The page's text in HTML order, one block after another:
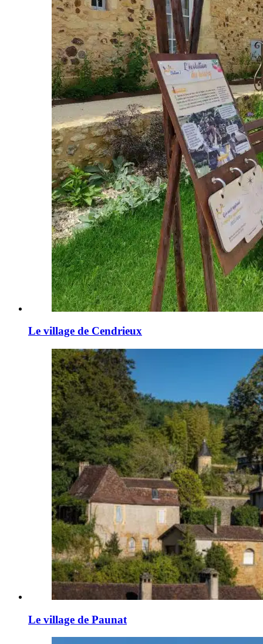
Le village de Cendrieux
Le village de Paunat